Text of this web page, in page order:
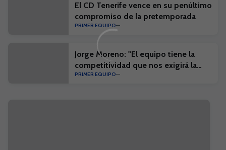
El CD Tenerife vence en su penúltimo
compromiso de la pretemporada
PRIMER EQUIPO
Jorge Moreno: "El equipo tiene la
competitividad que nos exigirá la
competición"
PRIMER EQUIPO